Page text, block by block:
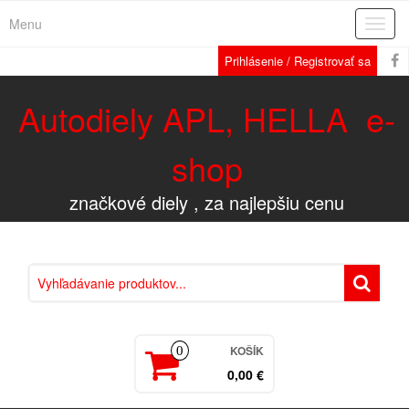
Menu
Prihlásenie / Registrovať sa
Autodiely APL, HELLA e-
shop
značkové diely , za najlepšiu cenu
0 KOŠÍK
0,00 €